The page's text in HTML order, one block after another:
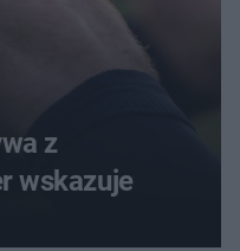
z
wskazuje